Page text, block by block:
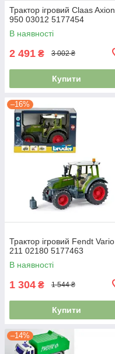
Трактор ігровий Claas Axion
950 03012 5177454
В наявності
2 491 ₴ 3 002 ₴
Купити
–16%
Трактор ігровий Fendt Vario
211 02180 5177463
В наявності
1 304 ₴ 1 544 ₴
Купити
–14%